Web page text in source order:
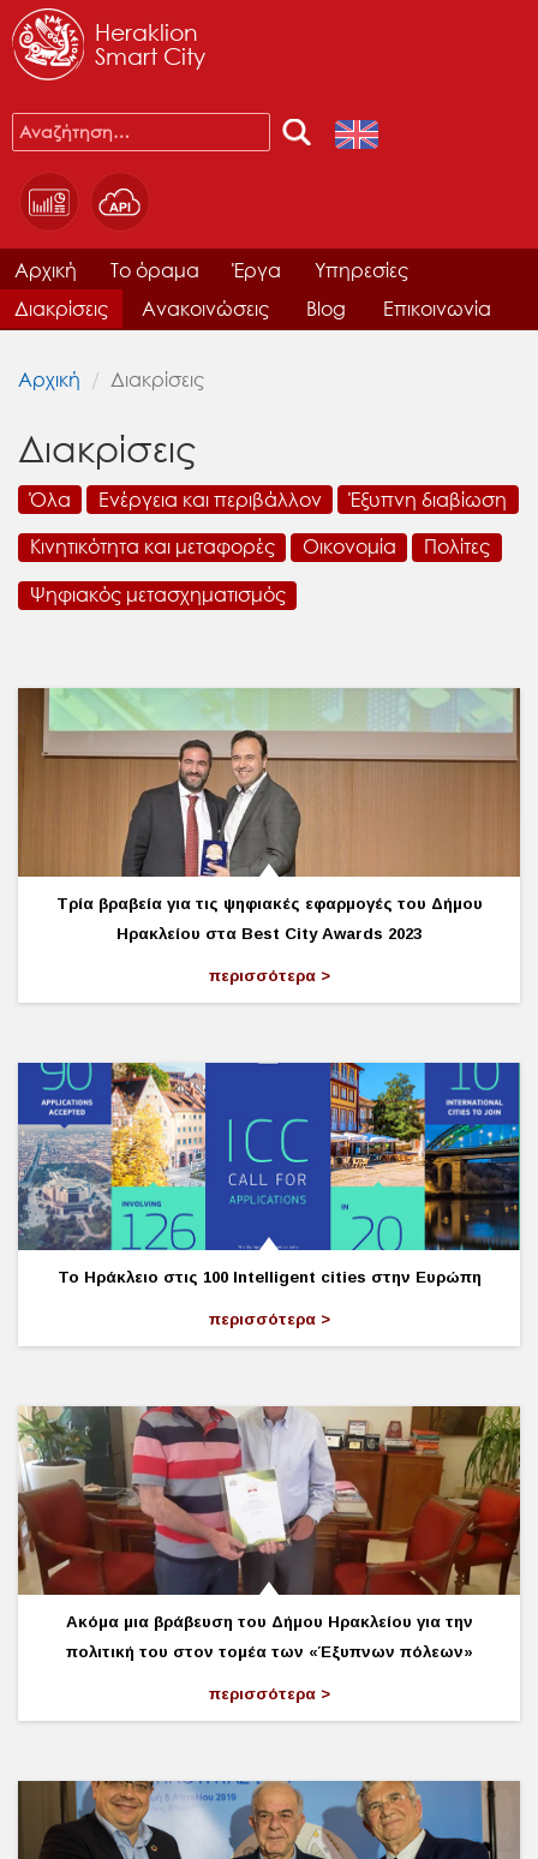
Heraklion
Smart City
Αρχική Το όραμα Έργα
Υπηρεσίες
Διακρίσεις
Ανακοινώσεις Blog Επικοινωνία
Αρχική Διακρίσεις
Διακρίσεις
Όλα Ενέργεια και περιβάλλον
Έξυπνη διαβίωση
Κινητικότητα και μεταφορές
Οικονομία
Πολίτες
Ψηφιακός μετασχηματισμός
Τρία βραβεία για τις ψηφιακές εφαρμογές του Δήμου
Ηρακλείου στα Best City Awards 2023
περισσότερα
Το Ηράκλειο στις 100 Intelligent cities στην Ευρώπη
περισσότερα
Ακόμα μια βράβευση του Δήμου Ηρακλείου για την
πολιτική του στον τομέα των «Έξυπνων πόλεων»
περισσότερα